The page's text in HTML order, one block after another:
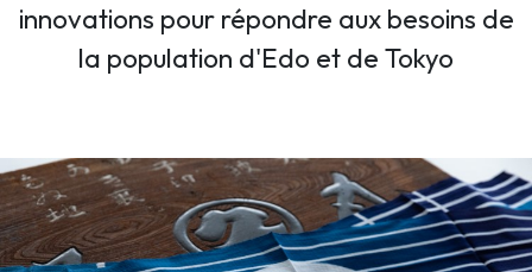
innovations pour répondre aux besoins de
la population d'Edo et de Tokyo